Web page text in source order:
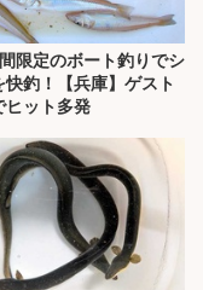
限定のボート釣りでシ
快釣！【兵庫】ゲスト
ヒット多発